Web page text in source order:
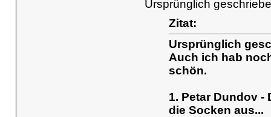
Ursprünglich
Zitat:
Ursprünglich
Auch ich hab
schön.
1. Petar Dundov -
die Socken aus...